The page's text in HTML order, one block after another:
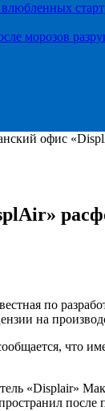
морозов
офис
по
на
что
«Displair»